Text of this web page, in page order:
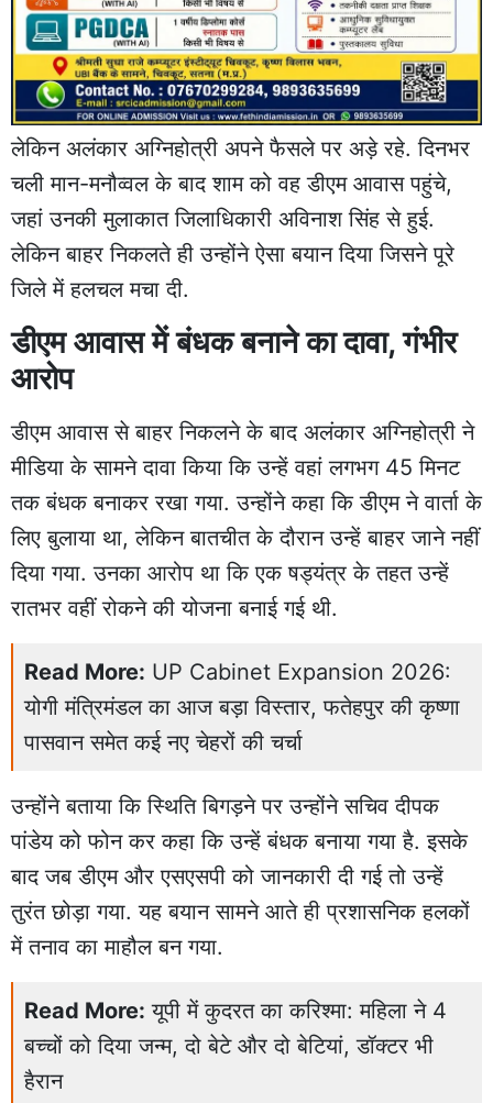
लेकिन अलंकार अग्निहोत्री अपने फैसले पर अड़े रहे. दिनभर
चली मान-मनौव्वल के बाद शाम को वह डीएम आवास पहुंचे,
जहां उनकी मुलाकात जिलाधिकारी अविनाश सिंह से हुई.
लेकिन बाहर निकलते ही उन्होंने ऐसा बयान दिया जिसने पूरे
जिले में हलचल मचा दी.
डीएम आवास में बंधक बनाने का दावा, गंभीर
आरोप
डीएम आवास से बाहर निकलने के बाद अलंकार अग्निहोत्री ने
मीडिया के सामने दावा किया कि उन्हें वहां लगभग 45 मिनट
तक बंधक बनाकर रखा गया. उन्होंने कहा कि डीएम ने वार्ता के
लिए बुलाया था, लेकिन बातचीत के दौरान उन्हें बाहर जाने नहीं
दिया गया. उनका आरोप था कि एक षड्यंत्र के तहत उन्हें
रातभर वहीं रोकने की योजना बनाई गई थी.
Read More: UP Cabinet Expansion 2026:
योगी मंत्रिमंडल का आज बड़ा विस्तार, फतेहपुर की कृष्णा
पासवान समेत कई नए चेहरों की चर्चा
उन्होंने बताया कि स्थिति बिगड़ने पर उन्होंने सचिव दीपक
पांडेय को फोन कर कहा कि उन्हें बंधक बनाया गया है. इसके
बाद जब डीएम और एसएसपी को जानकारी दी गई तो उन्हें
तुरंत छोड़ा गया. यह बयान सामने आते ही प्रशासनिक हलकों
में तनाव का माहौल बन गया.
Read More: यूपी में कुदरत का करिश्मा: महिला ने 4
बच्चों को दिया जन्म, दो बेटे और दो बेटियां, डॉक्टर भी
हैरान